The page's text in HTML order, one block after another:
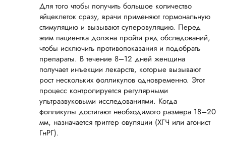
Для того чтобы получить большое количество
яйцеклеток сразу, врачи применяют гормональную
стимуляцию и вызывают суперовуляцию. Перед
этим пациентка должна пройти ряд обследований,
чтобы исключить противопоказания и подобрать
препараты. В течение 8–12 дней женщина
получает инъекции лекарств, которые вызывают
рост нескольких фолликулов одновременно. Этот
процесс контролируется регулярными
ультразвуковыми исследованиями. Когда
фолликулы достигают необходимого размера 18–20
мм, назначается триггер овуляции (ХГЧ или агонист
ГнРГ).